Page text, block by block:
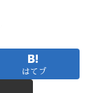
はてブ